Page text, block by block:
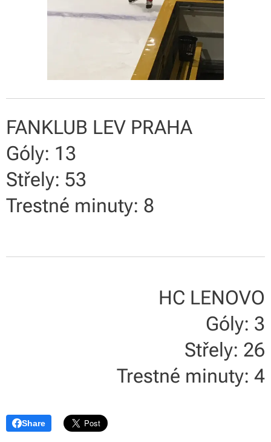
FANKLUB LEV PRAHA
Góly: 13
Střely: 53
Trestné minuty: 8
HC LENOVO
Góly: 3
Střely: 26
Trestné minuty: 4
Share